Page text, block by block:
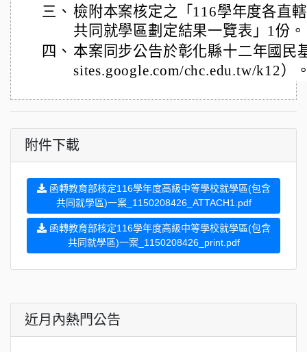
三、 檢附本案核定之「116學年度各直
共同就學區劃定結果一覽表」1份。
四、 本案同步公告於彰化縣十二年國民
sites.google.com/chc.edu.tw/k12）
附件下載
函轉教育部核定116學年度高級中等學校就學區(包含
共同就學區)一案_1150208426_ATTACH1.pdf
函轉教育部核定116學年度高級中等學校就學區(包含
共同就學區)一案_1150208426_print.pdf
近月內熱門公告